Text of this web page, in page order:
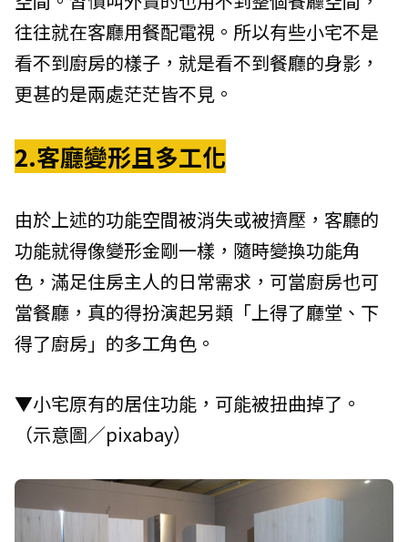
往往就在客廳用餐配電視。所以有些小宅不是
看不到廚房的樣子，就是看不到餐廳的身影，
更甚的是兩處茫茫皆不見。
2.客廳變形且多工化
由於上述的功能空間被消失或被擠壓，客廳的
功能就得像變形金剛一樣，隨時變換功能角
色，滿足住房主人的日常需求，可當廚房也可
當餐廳，真的得扮演起另類「上得了廳堂、下
得了廚房」的多工角色。
▼小宅原有的居住功能，可能被扭曲掉了。
（示意圖／pixabay）